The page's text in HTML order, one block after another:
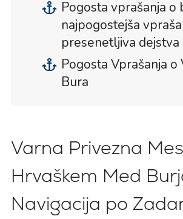
Pogosta vprašanja o
najpogostejša
presenetljiva dejstva
Pogosta Vprašanja o
Bura
Varna Privezna
Hrvaškem Med
Navigacija po